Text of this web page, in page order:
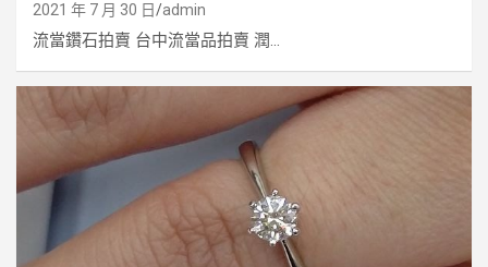
2021 年 7 月 30 日 admin
流當鑽石拍賣 台中流當品拍賣 潤...